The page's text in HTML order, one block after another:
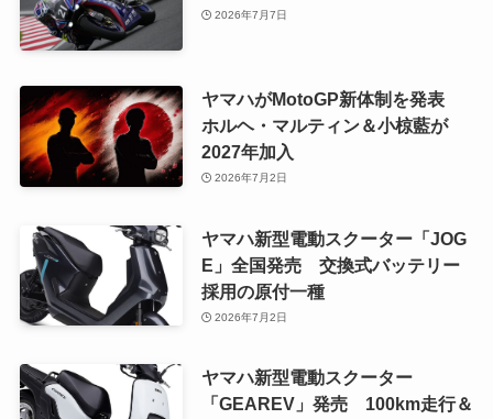
2026年7月7日
ヤマハがMotoGP新体制を発表
ホルヘ・マルティン＆小椋藍が
2027年加入
2026年7月2日
ヤマハ新型電動スクーター「JOG
E」全国発売 交換式バッテリー
採用の原付一種
2026年7月2日
ヤマハ新型電動スクーター
「GEAREV」発売 100km走行＆